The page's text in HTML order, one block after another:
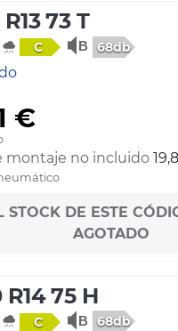
73 T
C 68db
€
montaje no incluido
STOCK DE ESTE
AGOTADO
R14 75 H
C 68db